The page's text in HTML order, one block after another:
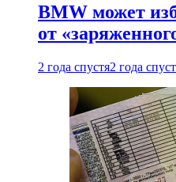
BMW может
от
2 года спустя2 года